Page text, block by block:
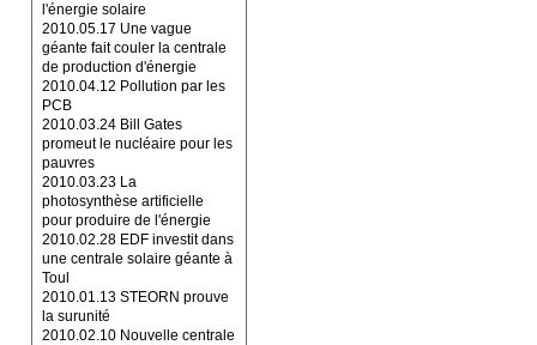
l'énergie solaire
2010.05.17 Une vague
géante fait couler la centrale
de production d'énergie
2010.04.12 Pollution par les
PCB
2010.03.24 Bill Gates
promeut le nucléaire pour les
pauvres
2010.03.23 La
photosynthèse artificielle
pour produire de l'énergie
2010.02.28 EDF investit dans
une centrale solaire géante à
Toul
2010.01.13 STEORN prouve
la surunité
2010.02.10 Nouvelle centrale